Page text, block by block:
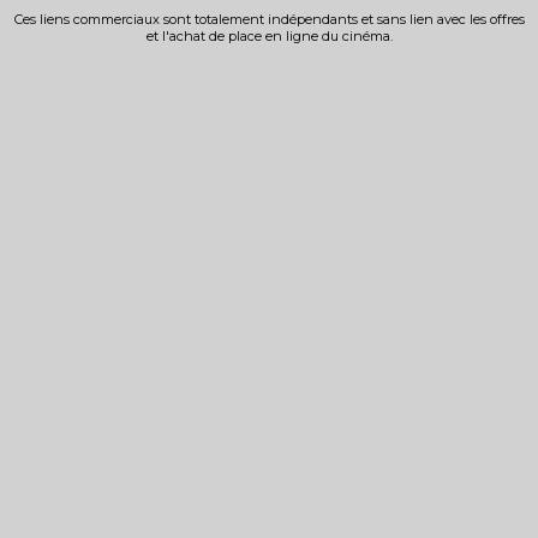
Ces liens commerciaux sont totalement indépendants et sans lien avec les offres
et l'achat de place en ligne du cinéma.